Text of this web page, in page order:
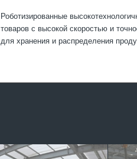
Роботизированные
товаров с высокой скоростью и
для хранения и распределения